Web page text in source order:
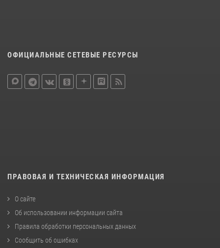
ОФИЦИАЛЬНЫЕ СЕТЕВЫЕ РЕСУРСЫ
ПРАВОВАЯ И ТЕХНИЧЕСКАЯ ИНФОРМАЦИЯ
О сайте
Об использовании информации сайта
Правила обработки персональных данных
Сообщить об ошибках